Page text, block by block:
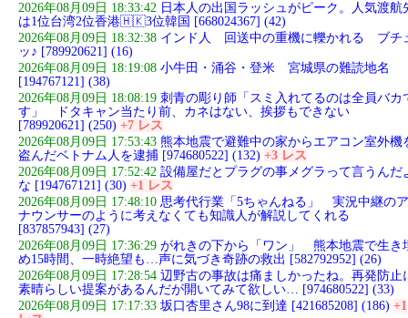
2026年08月09日 18:33:42 日本人の出国ラッシュがピーク。人気渡航
は1位台湾2位香港🇭🇰3位韓国 [668024367] (42)
2026年08月09日 18:32:38 インド人 回送中の重機に轢かれる ブチ
ッ♪ [789920621] (16)
2026年08月09日 18:19:08 小牛田・涌谷・登米 宮城県の難読地名
[194767121] (38)
2026年08月09日 18:08:19 刺青の彫り師「スミ入れてるのは全員バカ
す」 ドタキャン当たり前、カネはない、挨拶もできない
[789920621] (250) +7 レス
2026年08月09日 17:53:43 熊本地震で避難中の家からエアコン室外機
盗んだベトナム人を逮捕 [974680522] (132) +3 レス
2026年08月09日 17:52:42 設備屋だとプラグの事メグラって言うんだ
な [194767121] (30) +1 レス
2026年08月09日 17:48:10 思考代行業「5ちゃんねる」 実況中継のア
ナウンサーのように考えなくても知識人が解説してくれる
[837857943] (27)
2026年08月09日 17:36:29 がれきの下から「ワン」 熊本地震で生き
め15時間、一時絶望も…声に気づき奇跡の救出 [582792952] (26)
2026年08月09日 17:28:54 辺野古の事故は痛ましかったね。再発防止
素晴らしい提案があるんだが開いてみて欲しい… [974680522] (33)
2026年08月09日 17:17:33 坂口杏里さん98に到達 [421685208] (186) +1